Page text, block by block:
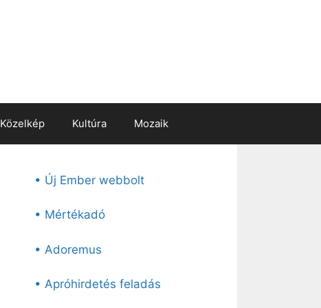
Közelkép Kultúra Mozaik
• Új Ember webbolt
• Mértékadó
• Adoremus
• Apróhirdetés feladás